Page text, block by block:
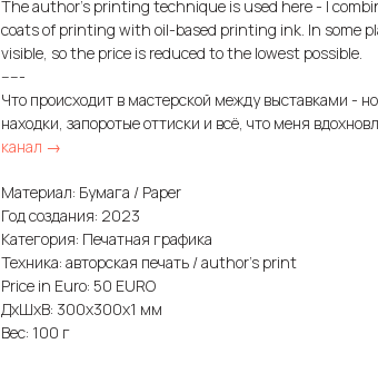
The author's printing technique is used here - I
coats of printing with oil-based printing ink. In some
visible, so the price is reduced to the lowest possible.
-----
Что происходит в мастерской между выставками -
находки, запоротые оттиски и всё, что меня
канал →
Материал: Бумага / Paper
Год создания: 2023
Категория: Печатная графика
Техника: авторская печать / author's print
Price in Euro: 50 EURO
ДxШxВ: 300x300x1 мм
Вес: 100 г